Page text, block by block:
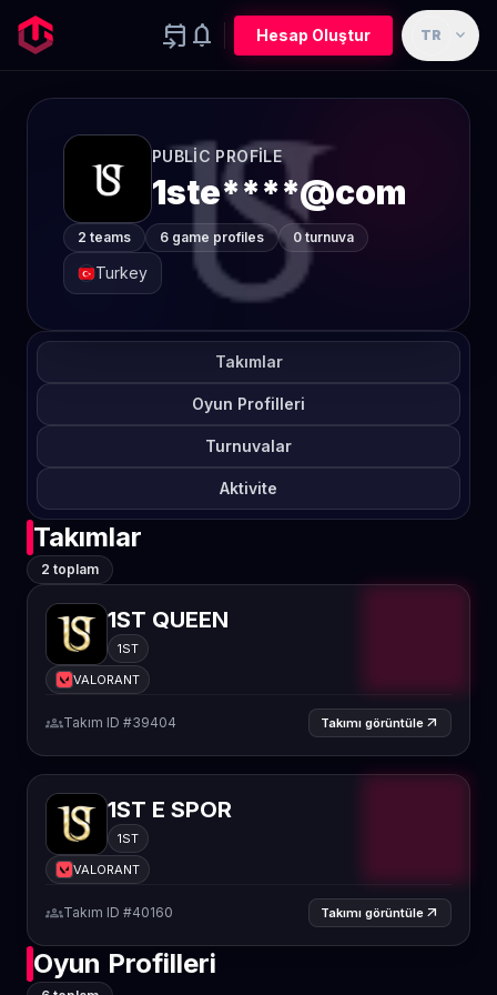
event_upcoming notifications Hesap Oluştur TR expand_more
PUBLIC PROFILE
1ste****@com
2 teams 6 game profiles 0 turnuva
Turkey
Takımlar
Oyun Profilleri
Turnuvalar
Aktivite
Takımlar
2 toplam
1ST QUEEN
1ST
VALORANT
groupsTakım ID #39404 Takımı görüntüle arrow_outward
1ST E SPOR
1ST
VALORANT
groupsTakım ID #40160 Takımı görüntüle arrow_outward
Oyun Profilleri